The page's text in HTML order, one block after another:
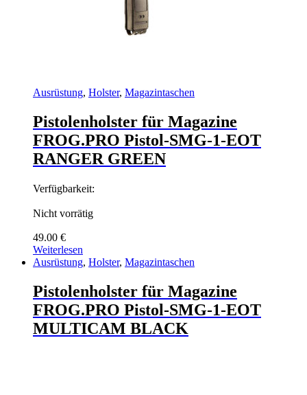
Ausrüstung, Holster, Magazintaschen
Pistolenholster für Magazine
FROG.PRO Pistol-SMG-1-EOT
RANGER GREEN
Verfügbarkeit:
Nicht vorrätig
49.00 €
Weiterlesen
Ausrüstung, Holster, Magazintaschen
Pistolenholster für Magazine
FROG.PRO Pistol-SMG-1-EOT
MULTICAM BLACK